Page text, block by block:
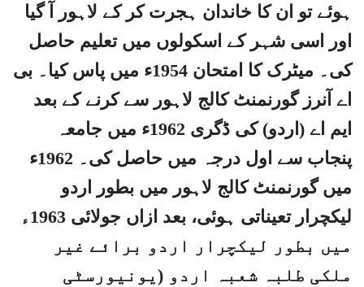
ہوئے تو ان کا خاندان ہجرت کر کے لاہور آ گیا
اور اسی شہر کے اسکولوں میں تعلیم حاصل
کی۔ میٹرک کا امتحان 1954ء میں پاس کیا۔ بی
اے آنرز گورنمنٹ کالج لاہور سے کرنے کے بعد
ایم اے (اردو) کی ڈگری 1962ء میں جامعہ
پنجاب سے اول درجہ میں حاصل کی۔ 1962ء
میں گورنمنٹ کالج لاہور میں بطور اردو
لیکچرار تعیناتی ہوئی، بعد ازاں جولائی 1963ء
میں بطور لیکچرار اردو برائے غیر
ملکی طلبہ شعبہ اردو (یونیورسٹی